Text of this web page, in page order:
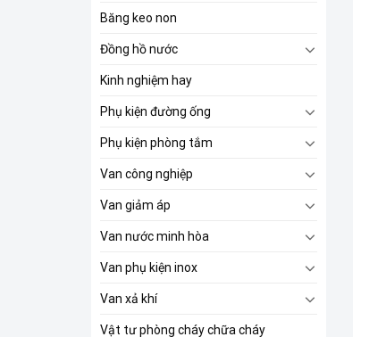
Băng keo non
Đồng hồ nước
Kinh nghiệm hay
Phụ kiện đường ống
Phụ kiện phòng tắm
Van công nghiệp
Van giảm áp
Van nước minh hòa
Van phụ kiện inox
Van xả khí
Vật tư phòng cháy chữa cháy